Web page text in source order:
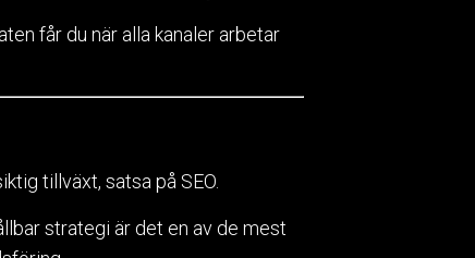
får du när alla kanaler arbetar
tillväxt, satsa på SEO.
strategi är det en av de mest